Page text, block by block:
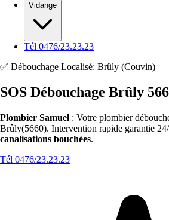
Vidange
Tél 0476/23.23.23
✅ Débouchage Localisé: Brûly (Couvin)
SOS Débouchage Brûly
Plombier Samuel : Votre plombier
Brûly(5660). Intervention rapide garantie
canalisations bouchées.
Tél 0476/23.23.23